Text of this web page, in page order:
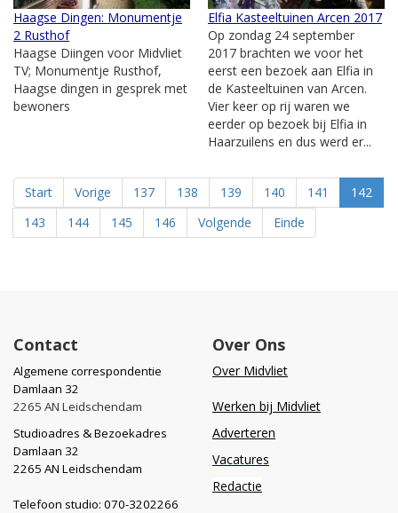
Haagse Dingen: Monumentje
2 Rusthof
Haagse Diingen voor Midvliet
TV; Monumentje Rusthof,
Haagse dingen in gesprek met
bewoners
Elfia Kasteeltuinen Arcen 2017
Op zondag 24 september
2017 brachten we voor het
eerst een bezoek aan Elfia in
de Kasteeltuinen van Arcen.
Vier keer op rij waren we
eerder op bezoek bij Elfia in
Haarzuilens en dus werd er...
Start Vorige 137 138 139 140 141
142
143
144 145 146 Volgende Einde
Contact
Algemene correspondentie
Damlaan 32
2265 AN Leidschendam
Studioadres & Bezoekadres
Damlaan 32
2265 AN Leidschendam
Telefoon studio: 070-3202266
Over Ons
Over Midvliet
Werken bij Midvliet
Adverteren
Vacatures
Redactie